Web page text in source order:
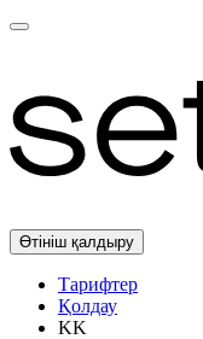
Өтініш қалдыру
Tарифтер
Қолдау
KK